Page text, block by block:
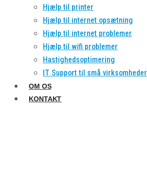
Hjælp til printer
Hjælp til internet opsætning
Hjælp til internet problemer
Hjælp til wifi problemer
Hastighedsoptimering
IT Support til små virksomheder
OM OS
KONTAKT